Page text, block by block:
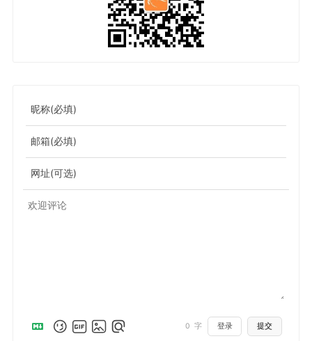
昵称(必填)
邮箱(必填)
网址(可选)
0 字 登录 提交